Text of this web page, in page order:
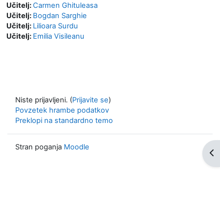
Učitelj:Carmen Ghituleasa
Učitelj: Bogdan Sarghie
Učitelj: Lilioara Surdu
Učitelj: Emilia Visileanu
Niste prijavljeni. (Prijavite se)
Povzetek hrambe podatkov
Preklopi na standardno temo
Stran poganja Moodle